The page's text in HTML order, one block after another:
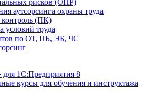
рисков (ОПР)
аутсорсинга охраны труда
(ПК)
условий труда
по ОТ, ПБ, ЭБ, ЧС
1С:Предприятия 8
курсы для обучения и инструктажа